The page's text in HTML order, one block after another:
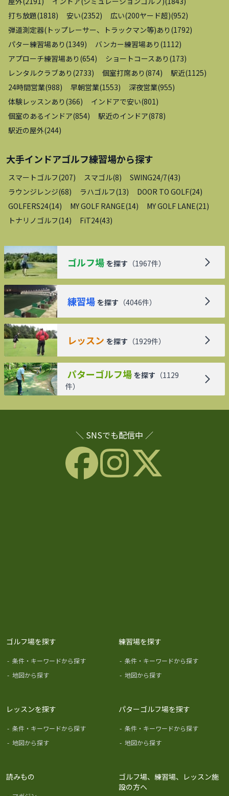
打ち放題(1818) 安い(2352) 広い(200ヤード超)(952)
弾道測定器(トップレーサー、トラックマン等)あり (1792)
パター練習場あり (1349) バンカー練習場あり (1112)
アプローチ練習場あり (654) ショートコースあり (173)
レンタルクラブあり (2733) 個室打席あり (874) 駅近(1125)
24時間営業(988) 早朝営業(1553) 深夜営業(955)
体験レッスンあり (366) インドアで安い(801)
個室のあるインドア(854) 駅近のインドア(878)
駅近の屋外(244)
大手インドアゴルフ練習場から探す
スマートゴルフ(207) スマゴル(8) SWING24/7(43)
ラウンジレンジ(68) ラハゴルフ(13) DOOR TO GOLF(24)
GOLFERS24(14) MY GOLF RANGE(14) MY GOLF LANE(21)
トナリノゴルフ(14) FiT24(43)
ゴルフ場 を探す （1967件）
練習場 を探す （4046件）
レッスン を探す （1929件）
パターゴルフ場 を探す （1129
件）
＼ SNSでも配信中 ／
ゴルフ場を探す
- 条件・キーワードから探す
- 地図から探す
練習場を探す
- 条件・キーワードから探す
- 地図から探す
レッスンを探す
- 条件・キーワードから探す
- 地図から探す
パターゴルフ場を探す
- 条件・キーワードから探す
- 地図から探す
読みもの
ゴルフ場、練習場、レッスン施
設の方へ